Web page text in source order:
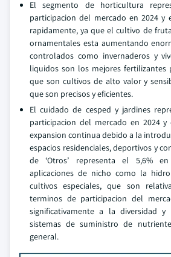
El segmento de horticultura
participacion del mercado en 2024 y
rapidamente, ya que el cultivo de
ornamentales esta aumentando
controlados como invernaderos y
liquidos son los mejores fertilizantes
que son cultivos de alto valor y
que son precisos y eficientes.
El cuidado de cesped y jardines
participacion del mercado en 2024
expansion continua debido a la
espacios residenciales, deportivos y
de ‘Otros’ representa el 5,6%
aplicaciones de nicho como la
cultivos especiales, que son
terminos de participacion del
significativamente a la diversidad
sistemas de suministro de
general.